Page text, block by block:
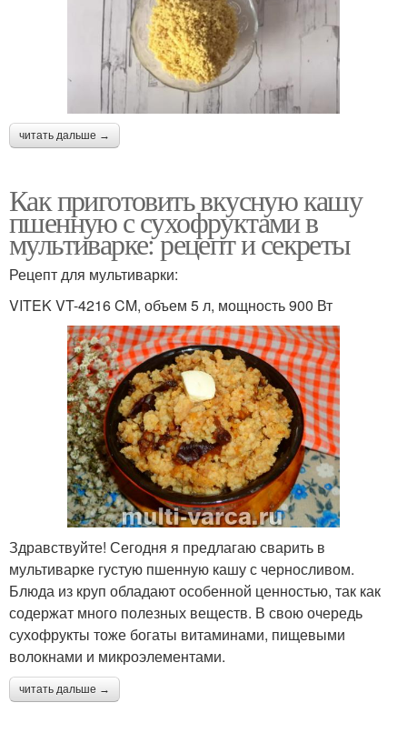
читать дальше →
Как приготовить вкусную кашу
пшенную с сухофруктами в
мультиварке: рецепт и секреты
Рецепт для мультиварки:
VITEK VT-4216 CM, объем 5 л, мощность 900 Вт
Здравствуйте! Сегодня я предлагаю сварить в
мультиварке густую пшенную кашу с черносливом.
Блюда из круп обладают особенной ценностью, так как
содержат много полезных веществ. В свою очередь
сухофрукты тоже богаты витаминами, пищевыми
волокнами и микроэлементами.
читать дальше →